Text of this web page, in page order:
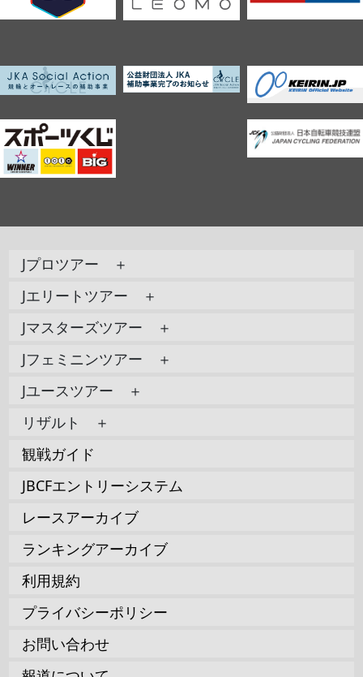
Jプロツアー ＋
Jエリートツアー ＋
Jマスターズツアー ＋
Jフェミニンツアー ＋
Jユースツアー ＋
リザルト ＋
観戦ガイド
JBCFエントリーシステム
レースアーカイブ
ランキングアーカイブ
利用規約
プライバシーポリシー
お問い合わせ